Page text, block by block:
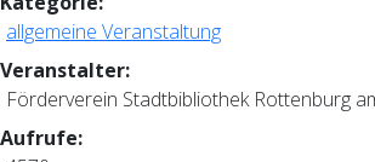
allgemeine Veranstaltung
Veranstalter:
Förderverein Stadtbibliothek Rottenburg
Aufrufe: